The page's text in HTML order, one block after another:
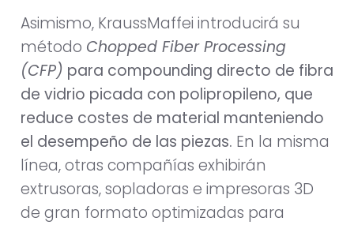
Asimismo, KraussMaffei introducirá su
método Chopped Fiber Processing
(CFP) para compounding directo de fibra
de vidrio picada con polipropileno, que
reduce costes de material manteniendo
el desempeño de las piezas. En la misma
línea, otras compañías exhibirán
extrusoras, sopladoras e impresoras 3D
de gran formato optimizadas para